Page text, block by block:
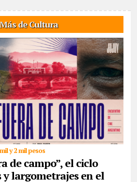
Más de Cultura
y 2 mil pesos
de campo”, el ciclo
largometrajes en el
de Gran Poder del jujeño Hernán
y todos los miércoles de julio se
del cine argentin ...